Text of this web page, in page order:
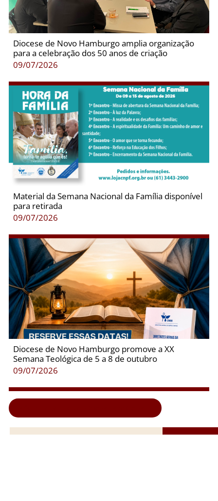
Diocese de Novo Hamburgo amplia organização
para a celebração dos 50 anos de criação
09/07/2026
Material da Semana Nacional da Família disponível
para retirada
09/07/2026
Diocese de Novo Hamburgo promove a XX
Semana Teológica de 5 a 8 de outubro
09/07/2026